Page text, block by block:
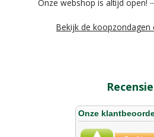
Onze webshop is altijd open!
Bekijk de koopzondagen